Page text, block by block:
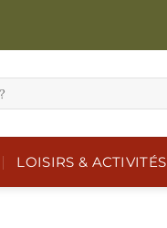
LOISIRS & ACTIVITÉS